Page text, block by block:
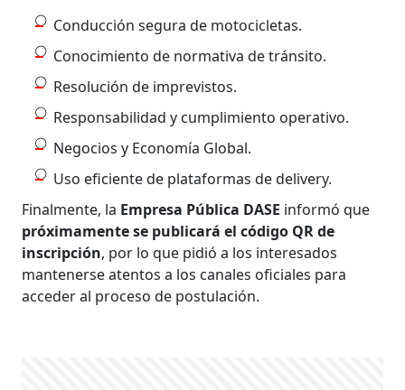
Conducción segura de motocicletas.
Conocimiento de normativa de tránsito.
Resolución de imprevistos.
Responsabilidad y cumplimiento operativo.
Negocios y Economía Global.
Uso eficiente de plataformas de delivery.
Finalmente, la Empresa Pública DASE informó que
próximamente se publicará el código QR de
inscripción, por lo que pidió a los interesados
mantenerse atentos a los canales oficiales para
acceder al proceso de postulación.